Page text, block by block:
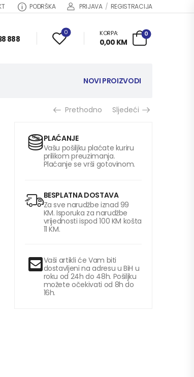
PODRŠKA PRIJAVA / REGISTRACIJA
888
0 KORPA:
0,00 KM
0
NOVI PROIZVODI
Prethodno Sljedeći
PLAĆANJE
Vašu pošiljku plaćate kuriru
prilikom preuzimanja.
Plaćanje se vrši gotovinom.
BESPLATNA DOSTAVA
Za sve narudžbe iznad 99
KM. Isporuka za narudžbe
vrijednosti ispod 100 KM košta
11 KM.
Vaši artikli će Vam biti
dostavljeni na adresu u BiH u
roku od 24h do 48h. Pošiljku
možete očekivati od 8h do
16h.